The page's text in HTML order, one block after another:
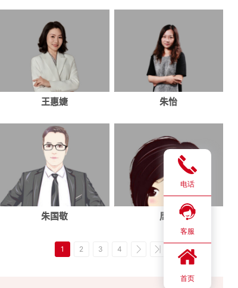
王惠婕 朱怡
朱国敬 周燕
1 2 3 4
电话
客服
首页